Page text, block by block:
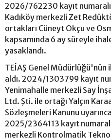
2026/762230 kayıt
Kadıköy merkezli Zet
ortakları Cüneyt Okçu ve
kapsamında 6 ay süreyle
yasaklandı.
TEİAŞ Genel Müdürlüğü'nün
aldı. 2024/1303799 kayıt
Yenimahalle merkezli Say
Ltd. Şti. ile ortağı Yalçın
Sözleşmeleri Kanunu
2025/2364113 kayıt
merkezli Kontrolmatik